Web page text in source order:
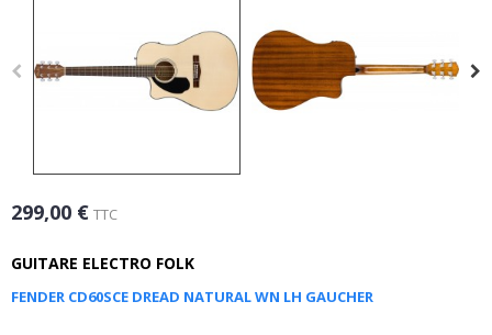
299,00 € TTC
GUITARE ELECTRO FOLK
FENDER CD60SCE DREAD NATURAL WN LH GAUCHER